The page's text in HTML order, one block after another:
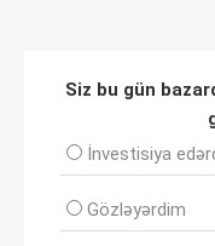
Siz bu gün
İnvеstisiya
Gözləyərdim